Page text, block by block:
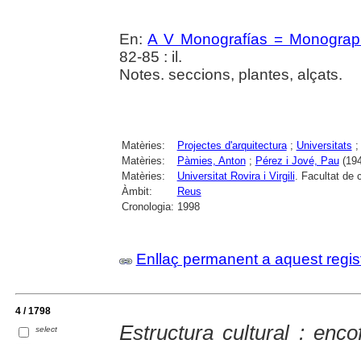
En:A V Monografías =
82-85 : il.
Notes. seccions, plantes, alçats.
Matèries: Projectes d'arquitectura; Universitats ;
Matèries:
Pàmies, Anton; Pérez i Jové, Pau
Matèries:
Universitat Rovira i Virgili. Facultat de
Àmbit:
Reus
Cronologia: 1998
Enllaç permanent a aquest
4 / 1798
select
Estructura cultural :